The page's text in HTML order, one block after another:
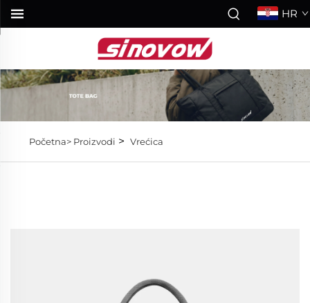
HR
Početna> Proizvodi > Vrećica